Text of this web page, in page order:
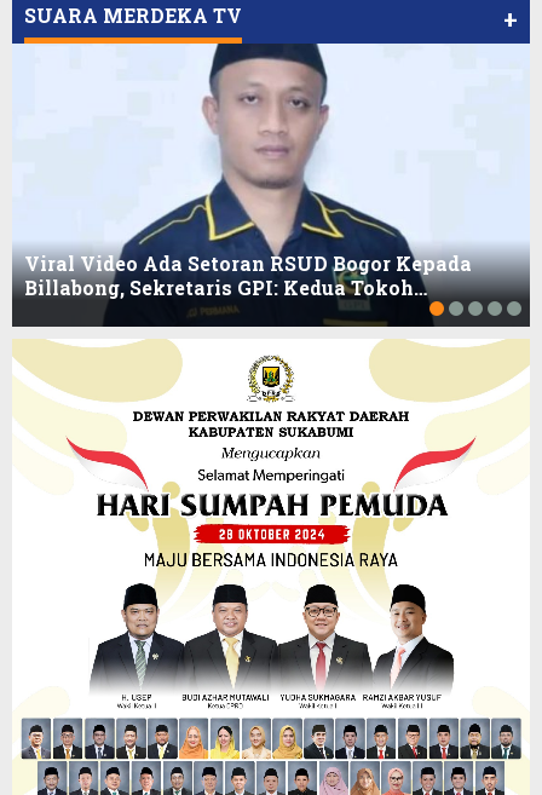
SUARA MERDEKA TV +
Viral Video Ada Setoran RSUD Bogor Kepada
Billabong, Sekretaris GPI: Kedua Tokoh…